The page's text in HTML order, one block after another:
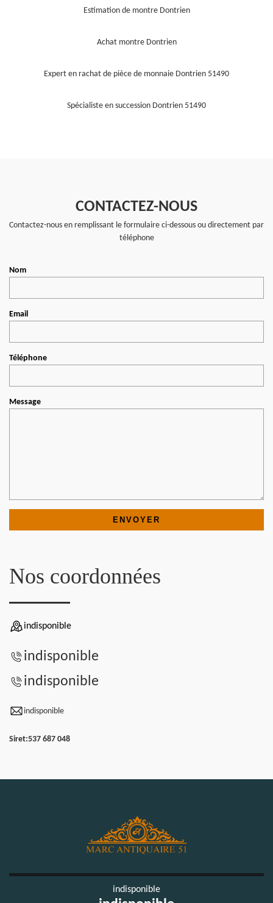
Estimation de montre Dontrien
Achat montre Dontrien
Expert en rachat de pièce de monnaie Dontrien 51490
Spécialiste en succession Dontrien 51490
CONTACTEZ-NOUS
Contactez-nous en remplissant le formulaire ci-dessous ou directement par
téléphone
Nom
Email
Téléphone
Message
Nos coordonnées
indisponible
indisponible
indisponible
indisponible
Siret:537 687 048
indisponible